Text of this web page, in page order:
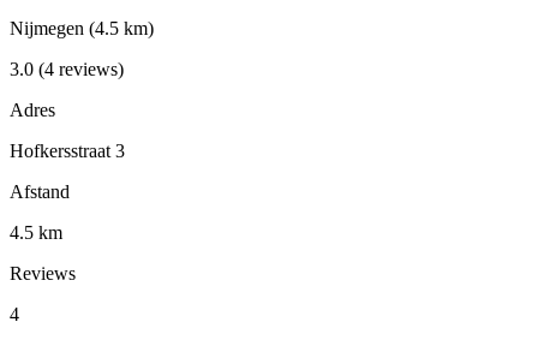
Nijmegen (4.5 km)
3.0 (4 reviews)
Adres
Hofkersstraat 3
Afstand
4.5 km
Reviews
4